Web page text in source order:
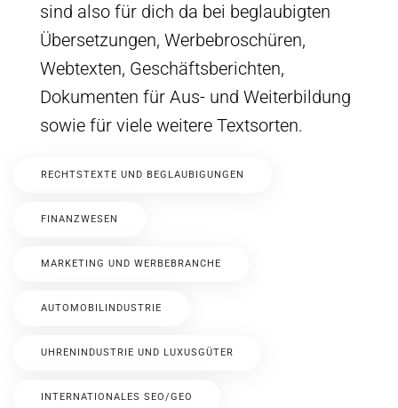
sind also für dich da bei beglaubigten
Übersetzungen, Werbebroschüren,
Webtexten, Geschäftsberichten,
Dokumenten für Aus- und Weiterbildung
sowie für viele weitere Textsorten.
RECHTSTEXTE UND BEGLAUBIGUNGEN
FINANZWESEN
MARKETING UND WERBEBRANCHE
AUTOMOBILINDUSTRIE
UHRENINDUSTRIE UND LUXUSGÜTER
INTERNATIONALES SEO/GEO